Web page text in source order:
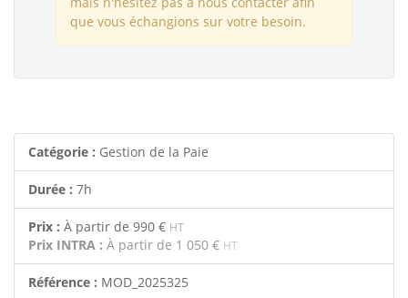
que vous échangions sur votre besoin.
Catégorie : Gestion de la Paie
Durée : 7h
Prix : À partir de 990 € HT
Prix INTRA : À partir de 1 050 € HT
Référence : MOD_2025325